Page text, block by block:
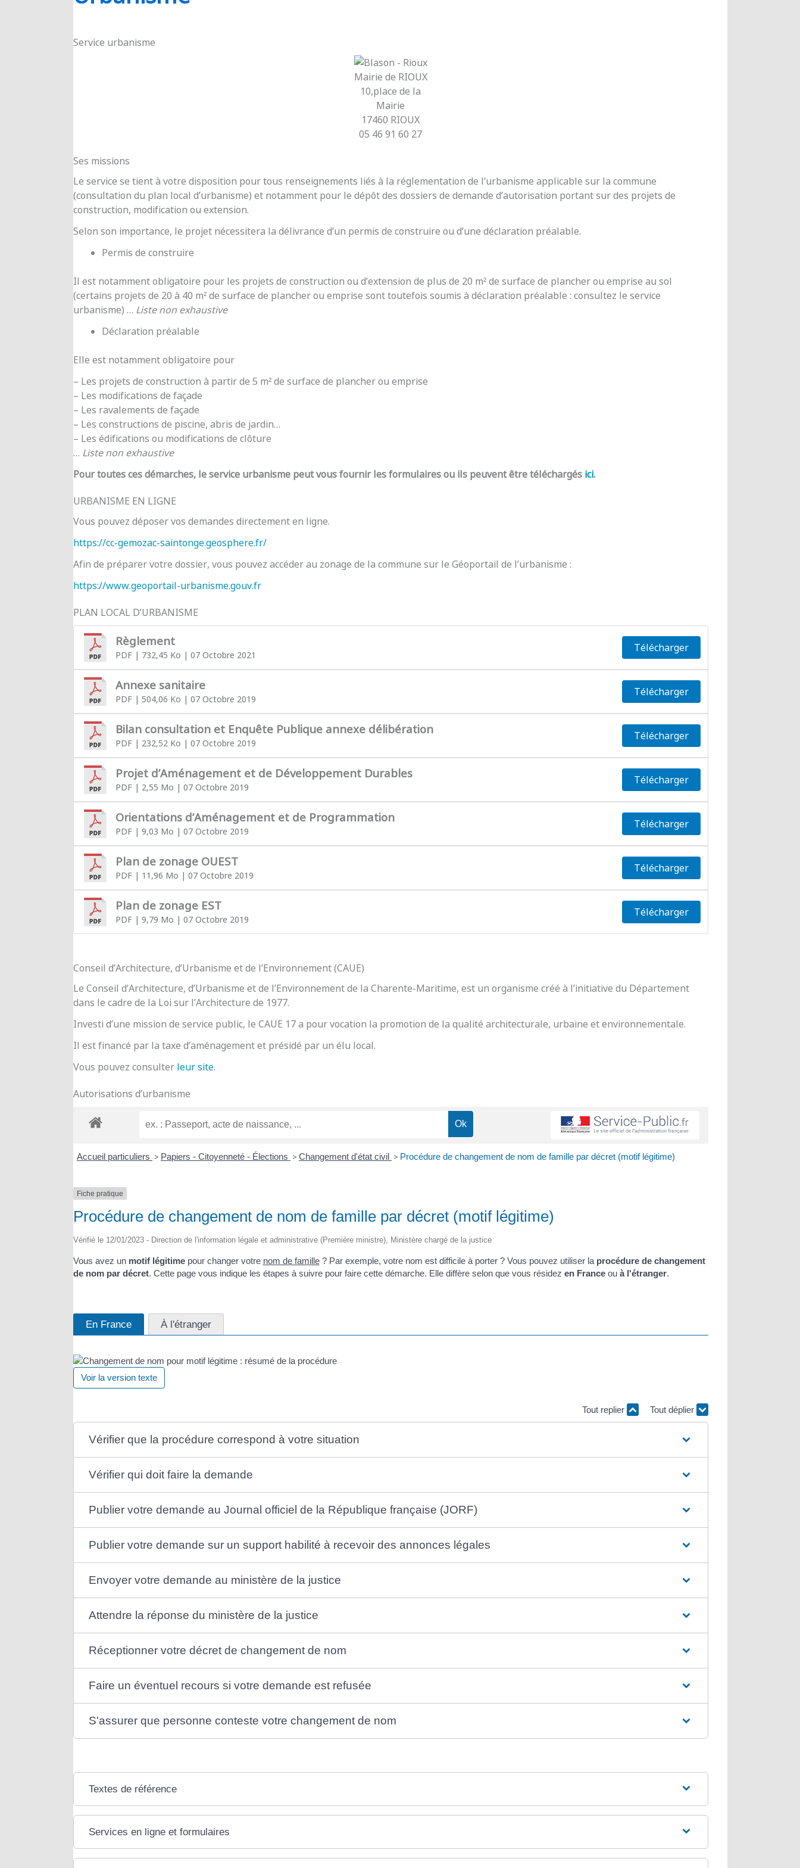
Service urbanisme
Mairie de RIOUX
10,place de la
Mairie
17460 RIOUX
05 46 91 60 27
Ses missions
Le service se tient à votre disposition pour tous renseignements liés à la réglementation de l’urbanisme applicable sur la commune
(consultation du plan local d’urbanisme) et notamment pour le dépôt des dossiers de demande d’autorisation portant sur des projets de
construction, modification ou extension.
Selon son importance, le projet nécessitera la délivrance d’un permis de construire ou d’une déclaration préalable.
Permis de construire
Il est notamment obligatoire pour les projets de construction ou d’extension de plus de 20 m² de surface de plancher ou emprise au sol
(certains projets de 20 à 40 m² de surface de plancher ou emprise sont toutefois soumis à déclaration préalable : consultez le service
urbanisme) … Liste non exhaustive
Déclaration préalable
Elle est notamment obligatoire pour
– Les projets de construction à partir de 5 m² de surface de plancher ou emprise
– Les modifications de façade
– Les ravalements de façade
– Les constructions de piscine, abris de jardin…
– Les édifications ou modifications de clôture
… Liste non exhaustive
Pour toutes ces démarches, le service urbanisme peut vous fournir les formulaires ou ils peuvent être téléchargés ici.
URBANISME EN LIGNE
Vous pouvez déposer vos demandes directement en ligne.
https://cc-gemozac-saintonge.geosphere.fr/
Afin de préparer votre dossier, vous pouvez accéder au zonage de la commune sur le Géoportail de l’urbanisme :
https://www.geoportail-urbanisme.gouv.fr
PLAN LOCAL D’URBANISME
Règlement
PDF| 732,45 Ko | 07 Octobre 2021
Télécharger
Annexe sanitaire
PDF| 504,06 Ko | 07 Octobre 2019
Télécharger
Bilan consultation et Enquête Publique annexe délibération
PDF| 232,52 Ko | 07 Octobre 2019
Télécharger
Projet d’Aménagement et de Développement Durables
PDF| 2,55 Mo | 07 Octobre 2019
Télécharger
Orientations d’Aménagement et de Programmation
PDF| 9,03 Mo | 07 Octobre 2019
Télécharger
Plan de zonage OUEST
PDF| 11,96 Mo | 07 Octobre 2019
Télécharger
Plan de zonage EST
PDF| 9,79 Mo | 07 Octobre 2019
Télécharger
Conseil d’Architecture, d’Urbanisme et de l’Environnement (CAUE)
Le Conseil d’Architecture, d’Urbanisme et de l’Environnement de la Charente-Maritime, est un organisme créé à l’initiative du Département
dans le cadre de la Loi sur l’Architecture de 1977.
Investi d’une mission de service public, le CAUE 17 a pour vocation la promotion de la qualité architecturale, urbaine et environnementale.
Il est financé par la taxe d’aménagement et présidé par un élu local.
Vous pouvez consulter leur site.
Autorisations d’urbanisme
Accueil particuliers > Papiers - Citoyenneté - Élections > Changement d'état civil > Procédure de changement de nom de famille par décret (motif légitime)
Fiche pratique
Procédure de changement de nom de famille par décret (motif légitime)
Vérifié le 12/01/2023 - Direction de l'information légale et administrative (Première ministre), Ministère chargé de la justice
Vous avez un motif légitimepour changer votre nom de famille? Par exemple, votre nom est difficile à porter ? Vous pouvez utiliser la procédure de changement
de nom par décret. Cette page vous indique les étapes à suivre pour faire cette démarche. Elle diffère selon que vous résidez en Franceou à l'étranger.
En France À l'étranger
Voir la version texte
Tout replier Tout déplier
Vérifier que la procédure correspond à votre situation
Vérifier qui doit faire la demande
Publier votre demande au Journal officiel de la République française (JORF)
Publier votre demande sur un support habilité à recevoir des annonces légales
Envoyer votre demande au ministère de la justice
Attendre la réponse du ministère de la justice
Réceptionner votre décret de changement de nom
Faire un éventuel recours si votre demande est refusée
S'assurer que personne conteste votre changement de nom
Textes de référence
Services en ligne et formulaires